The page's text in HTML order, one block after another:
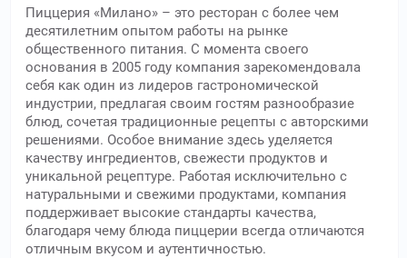
Пиццерия «Милано» – это ресторан с более чем
десятилетним опытом работы на рынке
общественного питания. С момента своего
основания в 2005 году компания зарекомендовала
себя как один из лидеров гастрономической
индустрии, предлагая своим гостям разнообразие
блюд, сочетая традиционные рецепты с авторскими
решениями. Особое внимание здесь уделяется
качеству ингредиентов, свежести продуктов и
уникальной рецептуре. Работая исключительно с
натуральными и свежими продуктами, компания
поддерживает высокие стандарты качества,
благодаря чему блюда пиццерии всегда отличаются
отличным вкусом и аутентичностью.